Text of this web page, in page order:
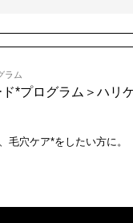
ラム
ド*プログラム＞ハリ
毛穴ケア*をしたい方に。